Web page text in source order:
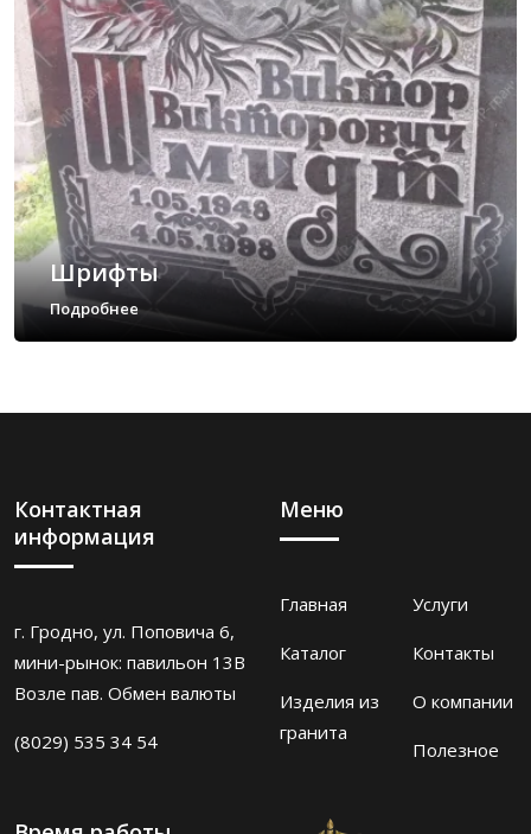
Шрифты
Подробнее
Контактная
информация
г. Гродно, ул. Поповича 6,
мини-рынок: павильон 13В
Возле пав. Обмен валюты
(8029) 535 34 54
Меню
Главная
Каталог
Изделия из
гранита
Услуги
Контакты
О компании
Полезное